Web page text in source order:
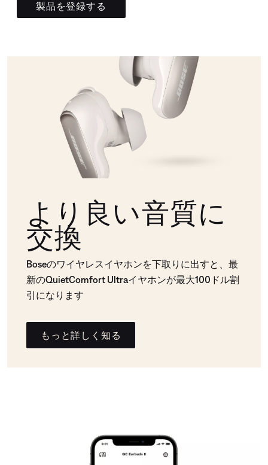
製品を登録する
より良い音質に
交換
Boseのワイヤレスイヤホンを下取りに出すと、最
新のQuietComfort Ultraイヤホンが最大100ドル割
引になります
もっと詳しく知る